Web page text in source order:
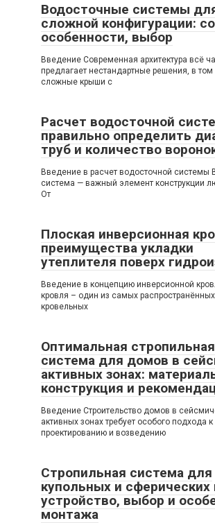
Водосточные системы
сложной конфигурации:
особенности, выбор
Введение Современная архитектура всё
предлагает нестандартные решения, в
сложные крыши с
Расчет водосточной
правильно определить
труб и количество
Введение в расчет водосточной системы
система — важный элемент конструкции
От
Плоская инверсионная
преимущества укладки
утеплителя поверх
Введение в концепцию инверсионной
кровля – один из самых
кровельных
Оптимальная стропильная
система для домов в
активных зонах:
конструкция и
Введение Строительство домов в
активных зонах требует особого подхода к
проектированию и возведению
Стропильная система для
купольных и
устройство, выбор и
монтажа